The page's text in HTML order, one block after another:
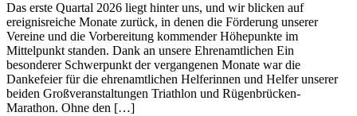
Das erste Quartal 2026 liegt hinter uns, und wir blicken auf
ereignisreiche Monate zurück, in denen die Förderung unserer
Vereine und die Vorbereitung kommender Höhepunkte im
Mittelpunkt standen. Dank an unsere Ehrenamtlichen Ein
besonderer Schwerpunkt der vergangenen Monate war die
Dankefeier für die ehrenamtlichen Helferinnen und Helfer unserer
beiden Großveranstaltungen Triathlon und Rügenbrücken-
Marathon. Ohne den […]